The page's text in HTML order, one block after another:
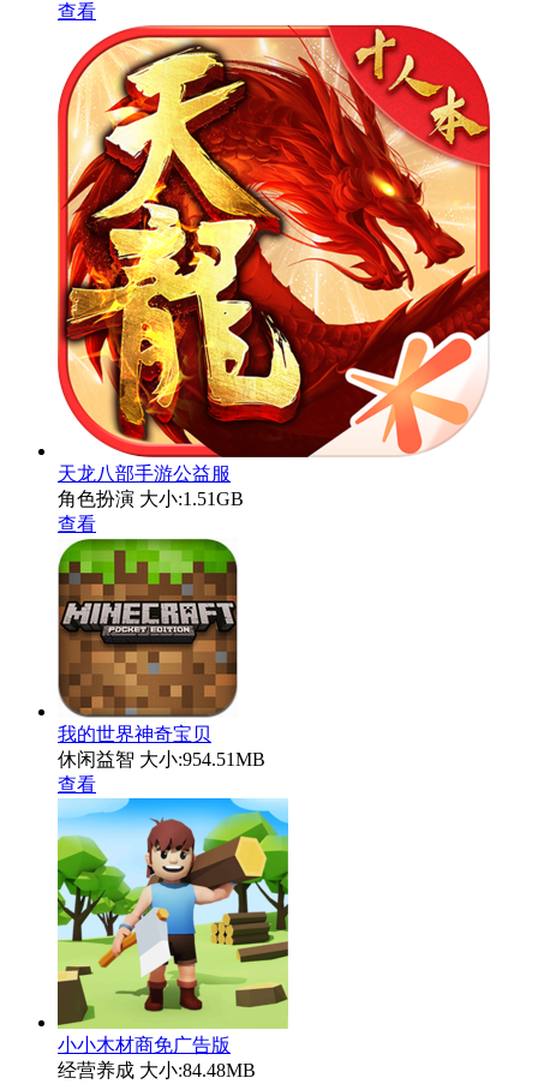
查看
天龙八部手游公益服
角色扮演 大小:1.51GB
查看
我的世界神奇宝贝
休闲益智 大小:954.51MB
查看
小小木材商免广告版
经营养成 大小:84.48MB